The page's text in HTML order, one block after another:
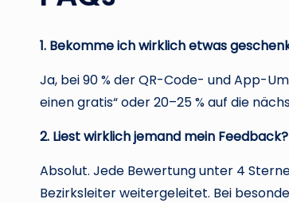
1. Bekomme ich wirklich etwas
Ja, bei 90 % der QR-Code- und App-
einen gratis“ oder 20–25 % auf die
2. Liest wirklich jemand mein Feedback?
Absolut. Jede Bewertung unter 4
Bezirksleiter weitergeleitet. Bei